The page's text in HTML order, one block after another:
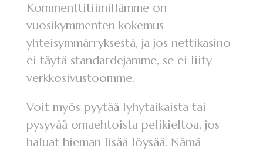
Kommenttitiimillämme on
vuosikymmenten kokemus
yhteisymmärryksestä, ja jos nettikasino
ei täytä standardejamme, se ei liity
verkkosivustoomme.
Voit myös pyytää lyhytaikaista tai
pysyvää omaehtoista pelikieltoa, jos
haluat hieman lisää löysää. Nämä